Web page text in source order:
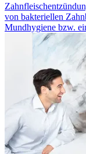
von bakteriellen
Mundhygiene bzw.